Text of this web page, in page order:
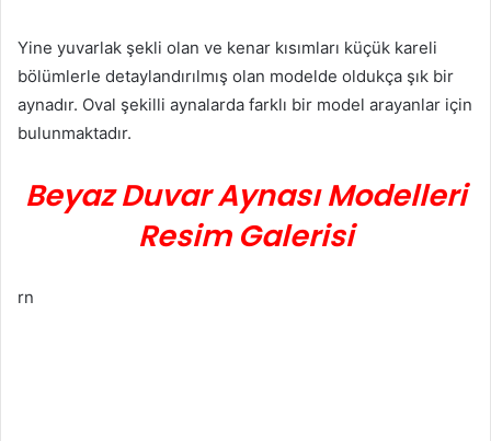
Yine yuvarlak şekli olan ve kenar kısımları küçük kareli
bölümlerle detaylandırılmış olan modelde oldukça şık bir
aynadır. Oval şekilli aynalarda farklı bir model arayanlar için
bulunmaktadır.
Beyaz Duvar Aynası Modelleri
Resim Galerisi
rn